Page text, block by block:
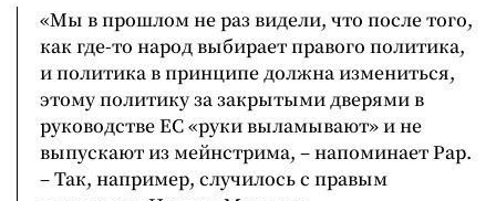
«Мы в прошлом не раз видели, что после того,
как где-то народ выбирает правого политика,
и политика в принципе должна измениться,
этому политику за закрытыми дверями в
руководстве ЕС «руки выламывают» и не
выпускают из мейнстрима, – напоминает Рар.
– Так, например, случилось с правым